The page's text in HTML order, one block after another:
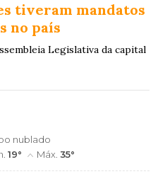
tiveram mandatos
no país
Legislativa da capital
nublado
19° Máx.35°